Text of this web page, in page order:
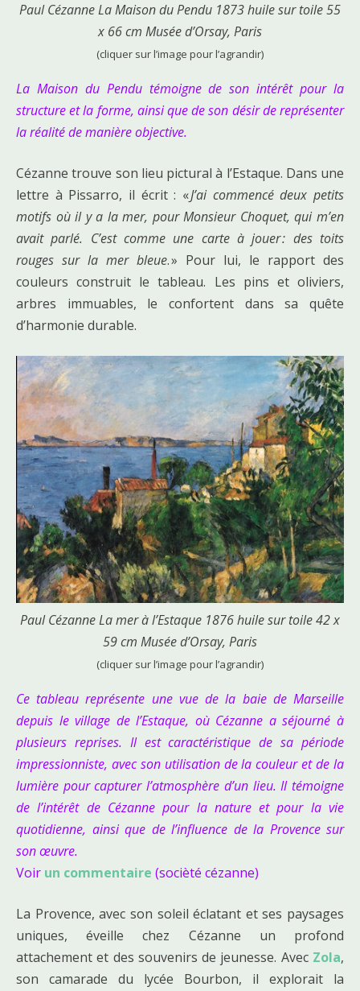
Paul Cézanne La Maison du Pendu 1873 huile sur toile 55
x 66 cm Musée d’Orsay, Paris
(cliquer sur l’image pour l’agrandir)
La Maison du Pendu témoigne de son intérêt pour la
structure et la forme, ainsi que de son désir de représenter
la réalité de manière objective.
Cézanne trouve son lieu pictural à l’Estaque. Dans une
lettre à Pissarro, il écrit : «J’ai commencé deux petits
motifs où il y a la mer, pour Monsieur Choquet, qui m’en
avait parlé. C’est comme une carte à jouer : des toits
rouges sur la mer bleue. » Pour lui, le rapport des
couleurs construit le tableau. Les pins et oliviers,
arbres immuables, le confortent dans sa quête
d’harmonie durable.
Paul Cézanne La mer à l’Estaque 1876 huile sur toile 42 x
59 cm Musée d’Orsay, Paris
(cliquer sur l’image pour l’agrandir)
Ce tableau représente une vue de la baie de Marseille
depuis le village de l’Estaque, où Cézanne a séjourné à
plusieurs reprises. Il est caractéristique de sa période
impressionniste, avec son utilisation de la couleur et de la
lumière pour capturer l’atmosphère d’un lieu. Il témoigne
de l’intérêt de Cézanne pour la nature et pour la vie
quotidienne, ainsi que de l’influence de la Provence sur
son œuvre.
Voir un commentaire (socièté cézanne)
La Provence, avec son soleil éclatant et ses paysages
uniques, éveille chez Cézanne un profond
attachement et des souvenirs de jeunesse. Avec Zola,
son camarade du lycée Bourbon, il explorait la